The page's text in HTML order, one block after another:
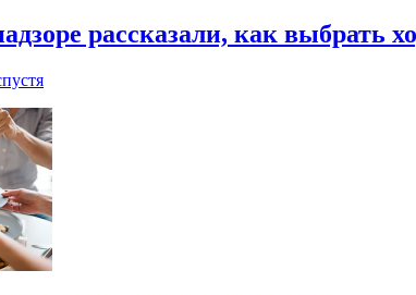
рассказали, как выбрать